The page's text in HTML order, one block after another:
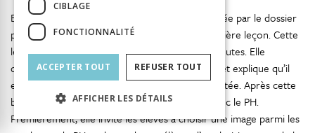
En s’inspirant de la première suggestion proposée par le dossier
pédagogique du PH, Édith met en place sa première leçon. Cette
leçon s’organise sur une durée d’environ 80 minutes. Elle
démarre cette leçon en présentant le matériel et explique qu’il
est en continuité avec la BD précédemment traitée. Après cette
brève introduction, elle commence sa leçon avec le PH.
Premièrement, elle invite les élèves à choisir une image parmi les
CIBLAGE
FONCTIONNALITÉ
ACCEPTER TOUT REFUSER TOUT
AFFICHER LES DÉTAILS